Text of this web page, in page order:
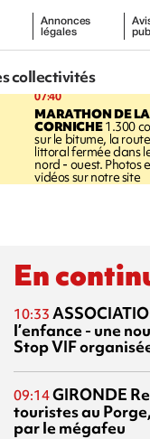
Annonces
légales
collectivités
07:40
MARATHON DE LA
CORNICHE1.300
sur le bitume, la
littoral fermée dans
nord - ouest. Photos
vidéos sur notre site
En
10:33
l’enfance - une
Stop VIF
09:14GIRONDE
touristes au
par le mégafeu